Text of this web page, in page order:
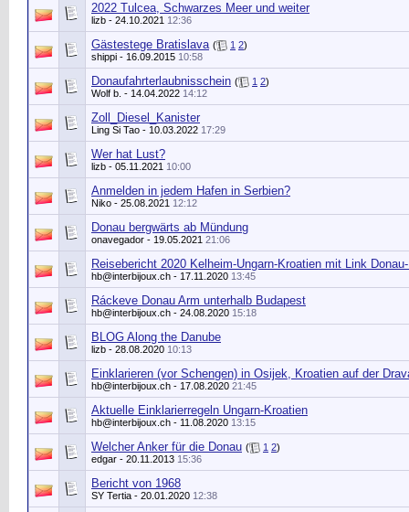
2022 Tulcea, Schwarzes Meer und weiter
lizb - 24.10.2021 12:36
Gästestege Bratislava ( 1 2)
shippi - 16.09.2015 10:58
Donaufahrterlaubnisschein ( 1 2)
Wolf b. - 14.04.2022 14:12
Zoll_Diesel_Kanister
Ling Si Tao - 10.03.2022 17:29
Wer hat Lust?
lizb - 05.11.2021 10:00
Anmelden in jedem Hafen in Serbien?
Niko - 25.08.2021 12:12
Donau bergwärts ab Mündung
onavegador - 19.05.2021 21:06
Reisebericht 2020 Kelheim-Ungarn-Kroatien mit Link
hb@interbijoux.ch - 17.11.2020 13:45
Ráckeve Donau Arm unterhalb Budapest
hb@interbijoux.ch - 24.08.2020 15:18
BLOG Along the Danube
lizb - 28.08.2020 10:13
Einklarieren (vor Schengen) in Osijek, Kroatien auf der
hb@interbijoux.ch - 17.08.2020 21:45
Aktuelle Einklarierregeln Ungarn-Kroatien
hb@interbijoux.ch - 11.08.2020 13:15
Welcher Anker für die Donau ( 1 2)
edgar - 20.11.2013 15:36
Bericht von 1968
SY Tertia - 20.01.2020 12:38